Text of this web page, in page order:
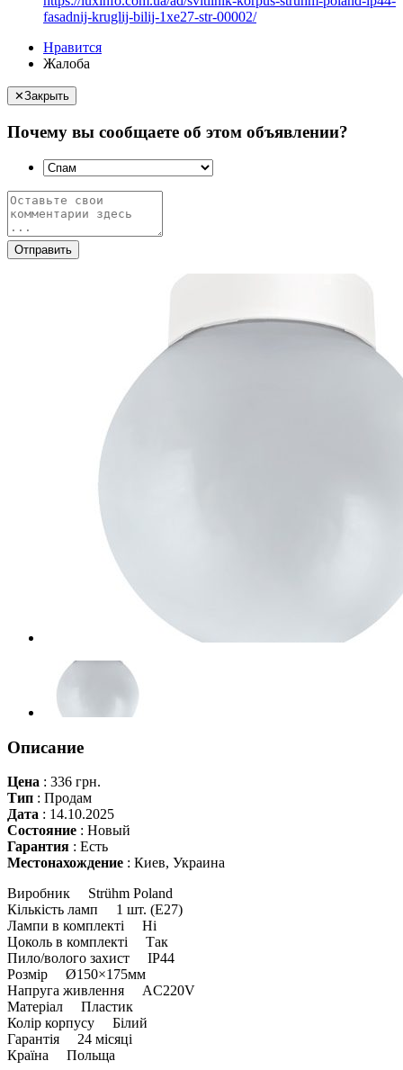
fasadnij-kruglij-bilij-1xe27-str-00002/
Нравится
Жалоба
✕Закрыть
Почему вы сообщаете об этом объявлении?
Отправить
Описание
Цена : 336 грн.
Тип : Продам
Дата : 14.10.2025
Состояние : Новый
Гарантия : Есть
Местонахождение : Киев, Украина
Виробник Strühm Poland
Кількість ламп 1 шт. (Е27)
Лампи в комплекті Ні
Цоколь в комплекті Так
Пило/волого захист IP44
Розмір Ø150×175мм
Напруга живлення AC220V
Матеріал Пластик
Колір корпусу Білий
Гарантія 24 місяці
Країна Польща